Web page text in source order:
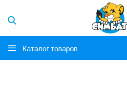
Каталог товаров